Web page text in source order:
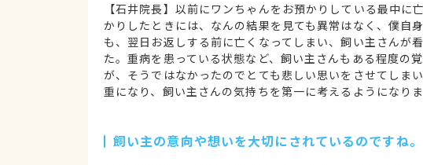
【石井院長】以前にワンちゃんをお預かりしている最中に
かりしたときには、なんの結果を見ても異常はなく、僕自
も、翌日お返しする前に亡くなってしまい、飼い主さんが
た。重病を患っている状態など、飼い主さんもある程度の
が、そうではなかったのでとても悲しい思いをさせてしま
重になり、飼い主さんの気持ちを第一に考えるようになりま
飼い主の意向や想いを大切にされているのですね。